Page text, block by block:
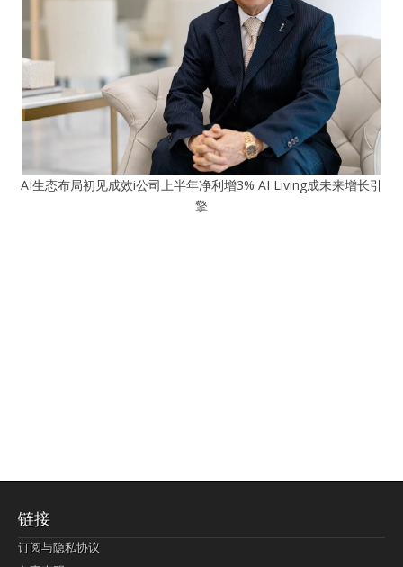
AI生态布局初见成效i公司上半年净利增3% AI Living成未来增长引
擎
链接
订阅与隐私协议